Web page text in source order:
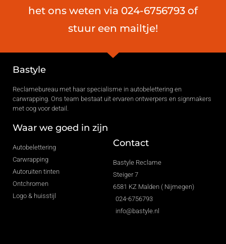
het ons weten via 024-6756793 of
stuur een mailtje!
Bastyle
Reclamebureau met haar specialisme in autobelettering en
carwrapping. Ons team bestaat uit ervaren ontwerpers en signmakers
met oog voor detail.
Waar we goed in zijn
Autobelettering
Carwrapping
Autoruiten tinten
Ontchromen
Logo & huisstijl
Contact
Bastyle Reclame
Steiger 7
6581 KZ Malden ( Nijmegen)
024-6756793
info@bastyle.nl